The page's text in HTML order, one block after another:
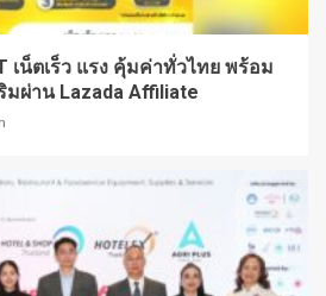
เน็ตเร็ว แรง คุ้มค่าทั่วไทย พร้อม
มผ่าน Lazada Affiliate